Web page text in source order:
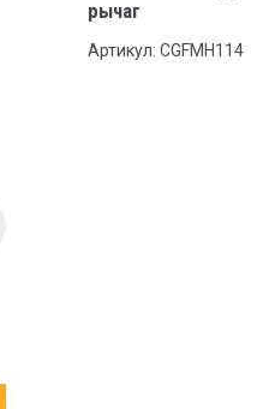
рычаг
Артикул: CGFMH114